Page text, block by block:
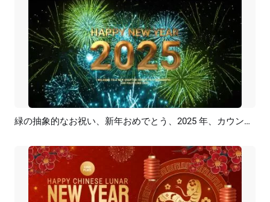
プレビュー カスタマイズ 緑の抽象的なお祝い、新年おめでとう、2025 年、カウントダウン、花火、イントロ